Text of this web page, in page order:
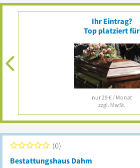
Ihr Eintrag?
Top platziert für
nur 29 € / Monat
zzgl. MwSt.
Bestattungshaus Dahm
0